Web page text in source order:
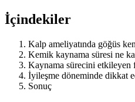
İçindekiler
Kalp ameliyatında göğüs
Kemik kaynama süresi ne
Kaynama sürecini etkileyen
İyileşme döneminde dikkat
Sonuç